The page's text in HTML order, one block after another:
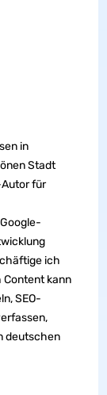
in
Stadt
für
ich
Content kann
SEO-
deutschen